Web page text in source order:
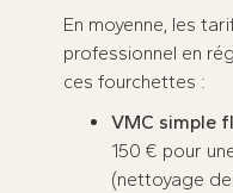
En moyenne, les
professionnel en
ces fourchettes :
VMC simple
150 € pour
(nettoyage